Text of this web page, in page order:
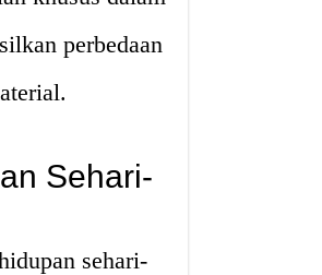
perbedaan
Sehari-
sehari-